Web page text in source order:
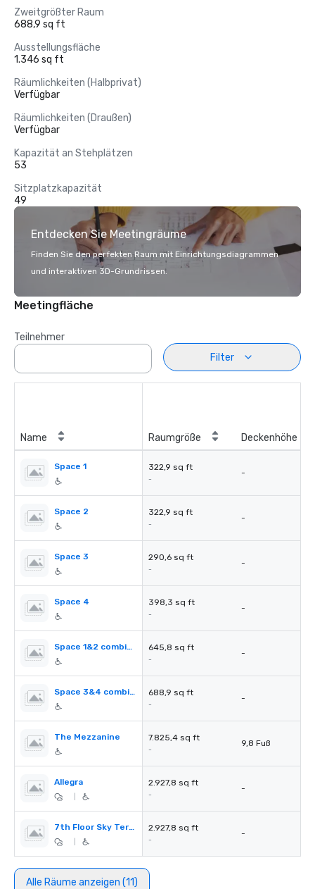
Zweitgrößter Raum
688,9 sq ft
Ausstellungsfläche
1.346 sq ft
Räumlichkeiten (Halbprivat)
Verfügbar
Räumlichkeiten (Draußen)
Verfügbar
Kapazität an Stehplätzen
53
Sitzplatzkapazität
49
Entdecken Sie Meetingräume
Finden Sie den perfekten Raum mit Einrichtungsdiagrammen
und interaktiven 3D-Grundrissen.
Meetingfläche
Teilnehmer
Filter
Name Raumgröße Deckenhöhe
Space 1 322,9 sq ft
-
-
Space 2 322,9 sq ft
-
-
Space 3 290,6 sq ft
-
-
Space 4 398,3 sq ft
-
-
Space 1&2 combined 645,8 sq ft
-
-
Space 3&4 combined 688,9 sq ft
-
-
The Mezzanine 7.825,4 sq ft
-
9,8 Fuß
Allegra 2.927,8 sq ft
-
-
7th Floor Sky Terrace 2.927,8 sq ft
-
-
Alle Räume anzeigen (11)